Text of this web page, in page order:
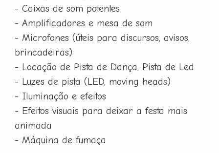
- Caixas de som potentes
- Amplificadores e mesa de som
- Microfones (úteis para discursos, avisos,
brincadeiras)
- Locação de Pista de Dança, Pista de Led
- Luzes de pista (LED, moving heads)
- Iluminação e efeitos
- Efeitos visuais para deixar a festa mais
animada
- Máquina de fumaça